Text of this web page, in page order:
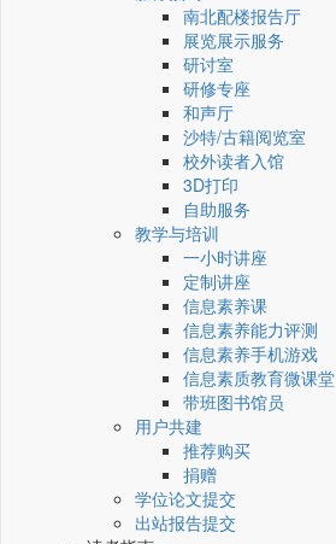
南北配楼报告厅
展览展示服务
研讨室
研修专座
和声厅
沙特/古籍阅览室
校外读者入馆
3D打印
自助服务
教学与培训
一小时讲座
定制讲座
信息素养课
信息素养能力评测
信息素养手机游戏
信息素质教育微课堂
带班图书馆员
用户共建
推荐购买
捐赠
学位论文提交
出站报告提交